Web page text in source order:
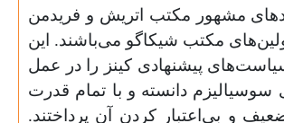
مشهور مکتب اتریش و فریدمن
مکتب شیکاگو می‌باشند. این
پیشنهادی کینز را در عمل
دانسته و با تمام قدرت
و بی‌اعتبار کردن آن پرداختند.